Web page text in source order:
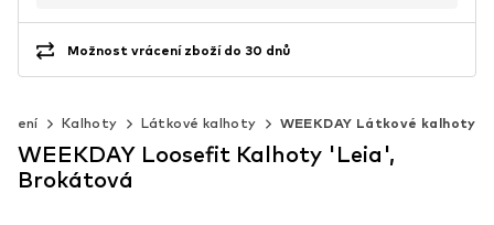
Možnost vrácení zboží do 30 dnů
Kalhoty Látkové kalhoty WEEKDAY Látkové kalhoty
WEEKDAY Loosefit Kalhoty 'Leia',
Brokátová